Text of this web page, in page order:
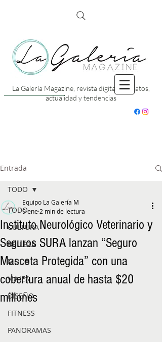
La Galería Magazine, revista digital con datos,
actualidad y tendencias
Entrada
TODO
CULTURA
BELLEZA
MODA
VIAJES
DISEÑO
FITNESS
PANORAMAS
TODO
Instituto Neurológico Veterinario y
Seguros SURA lanzan “Seguro
Mascota Protegida” con una
cobertura anual de hasta $20
millones
Equipo La Galería M
9 ene 2 min de lectura